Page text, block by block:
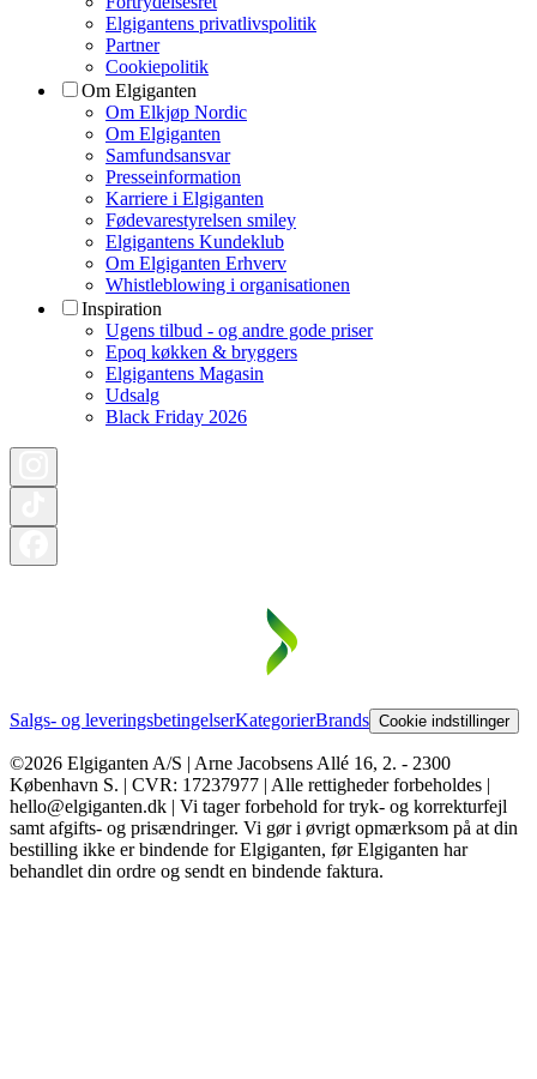
Elgigantens privatlivspolitik
Partner
Cookiepolitik
Om Elgiganten
Om Elkjøp Nordic
Om Elgiganten
Samfundsansvar
Presseinformation
Karriere i Elgiganten
Fødevarestyrelsen smiley
Elgigantens Kundeklub
Om Elgiganten Erhverv
Whistleblowing i organisationen
Inspiration
Ugens tilbud - og andre gode priser
Epoq køkken & bryggers
Elgigantens Magasin
Udsalg
Black Friday 2026
Salgs- og leveringsbetingelserKategorierBrands Cookie indstillinger
©2026 Elgiganten A/S | Arne Jacobsens Allé 16, 2. - 2300
København S. | CVR: 17237977 | Alle rettigheder forbeholdes |
hello@elgiganten.dk | Vi tager forbehold for tryk- og korrekturfejl
samt afgifts- og prisændringer. Vi gør i øvrigt opmærksom på at din
bestilling ikke er bindende for Elgiganten, før Elgiganten har
behandlet din ordre og sendt en bindende faktura.